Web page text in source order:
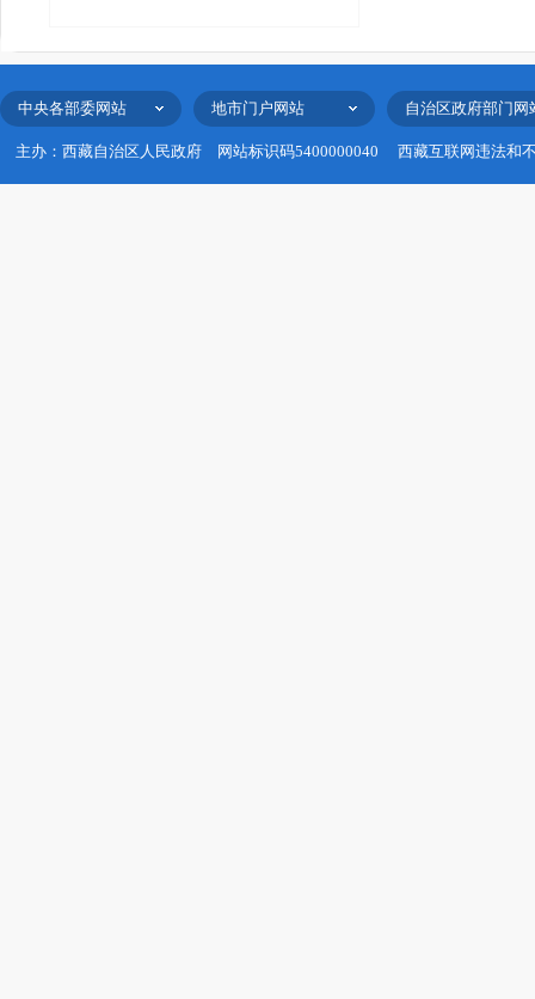
中央各部委网站 地市门户网站 自治区政府部门网
主办：西藏自治区人民政府 网站标识码5400000040 西藏互联网违法和